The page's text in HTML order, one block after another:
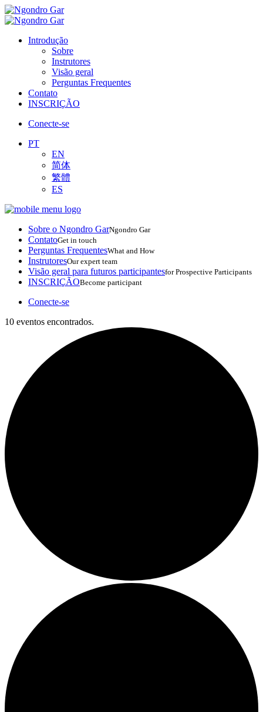
Introdução
Sobre
Instrutores
Visão geral
Perguntas Frequentes
Contato
INSCRIÇÃO
Conecte-se
PT
EN
简体
繁體
ES
Sobre o Ngondro GarNgondro Gar
ContatoGet in touch
Perguntas FrequentesWhat and How
InstrutoresOur expert team
Visão geral para futuros participantesfor Prospective Participants
INSCRIÇÃOBecome participant
Conecte-se
10 eventos encontrados.